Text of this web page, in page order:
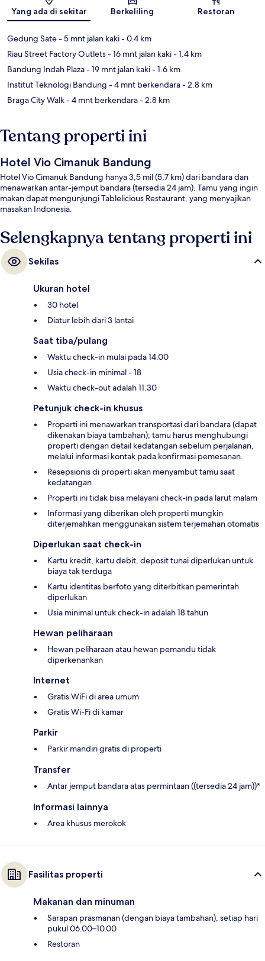
Peta
Yang ada di sekitar Berkeliling Restoran
Gedung Sate- 5 mnt jalan kaki- 0.4 km
Riau Street Factory Outlets- 16 mnt jalan kaki- 1.4 km
Bandung Indah Plaza- 19 mnt jalan kaki- 1.6 km
Institut Teknologi Bandung - 4 mnt berkendara- 2.8 km
Braga City Walk- 4 mnt berkendara- 2.8 km
Tentang properti ini
Hotel Vio Cimanuk Bandung
Hotel Vio Cimanuk Bandung hanya 3,5 mil (5,7 km) dari bandara dan
menawarkan antar-jemput bandara (tersedia 24 jam). Tamu yang ingin
makan dapat mengunjungi Tablelicious Restaurant, yang menyajikan
masakan Indonesia.
Selengkapnya tentang properti ini
Sekilas
Ukuran hotel
30 hotel
Diatur lebih dari 3 lantai
Saat tiba/pulang
Waktu check-in mulai pada 14.00
Usia check-in minimal - 18
Waktu check-out adalah 11.30
Petunjuk check-in khusus
Properti ini menawarkan transportasi dari bandara (dapat
dikenakan biaya tambahan); tamu harus menghubungi
properti dengan detail kedatangan sebelum perjalanan,
melalui informasi kontak pada konfirmasi pemesanan.
Resepsionis di properti akan menyambut tamu saat
kedatangan
Properti ini tidak bisa melayani check-in pada larut malam
Informasi yang diberikan oleh properti mungkin
diterjemahkan menggunakan sistem terjemahan otomatis
Diperlukan saat check-in
Kartu kredit, kartu debit, deposit tunai diperlukan untuk
biaya tak terduga
Kartu identitas berfoto yang diterbitkan pemerintah
diperlukan
Usia minimal untuk check-in adalah 18 tahun
Hewan peliharaan
Hewan peliharaan atau hewan pemandu tidak
diperkenankan
Internet
Gratis WiFi di area umum
Gratis Wi-Fi di kamar
Parkir
Parkir mandiri gratis di properti
Transfer
Antar jemput bandara atas permintaan ((tersedia 24 jam))*
Informasi lainnya
Area khusus merokok
Fasilitas properti
Makanan dan minuman
Sarapan prasmanan (dengan biaya tambahan), setiap hari
pukul 06.00–10.00
Restoran